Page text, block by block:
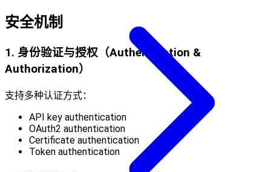
安全机制
1. 身份验证与授权（Authentication &
Authorization）
支持多种认证方式：
API key authentication
OAuth2 authentication
Certificate authentication
Token authentication